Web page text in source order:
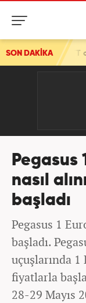
SON DAKİKA
otobüsüne çarptı
Pegasus
nasıl
başladı
Pegasus 1
başladı.
uçuşlarında
fiyatlarla
28-29 Mayıs